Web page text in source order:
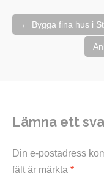
← Bygga fina hus i
Lämna ett
Din e-postadress
fält är märkta *